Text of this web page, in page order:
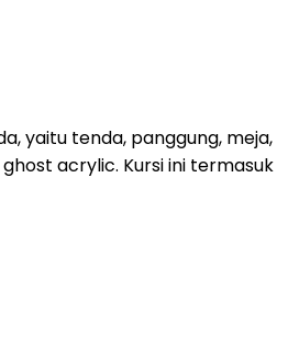
yaitu tenda, panggung, meja,
acrylic. Kursi ini termasuk